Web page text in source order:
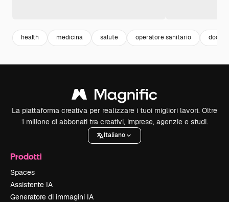
health medicina salute operatore sanitario doctor
La piattaforma creativa per realizzare i tuoi migliori lavori. Oltre
1 milione di abbonati tra creativi, imprese, agenzie e studi.
Italiano
Prodotti
Spaces
Assistente IA
Generatore di immagini IA